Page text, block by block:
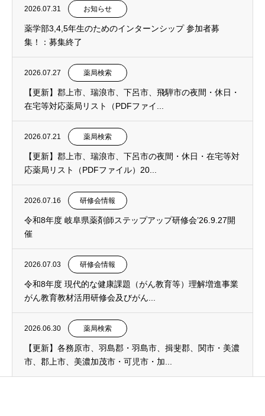
2026.07.31 お知らせ
薬学部3,4,5年生のためのインターンシップ 参加者募
集！：募集終了
2026.07.27 薬局検索
【更新】郡上市、瑞浪市、下呂市、飛騨市の夜間・休日・
在宅等対応薬局リスト（PDFファイ...
2026.07.21 薬局検索
【更新】郡上市、瑞浪市、下呂市の夜間・休日・在宅等対
応薬局リスト（PDFファイル）20...
2026.07.16 研修会情報
令和8年度 岐阜県薬剤師ステップアップ研修会’26.9.27開
催
2026.07.03 研修会情報
令和8年度 現代的な健康課題（がん教育等）理解増進事業
がん教育教材活用研修会及びがん...
2026.06.30 薬局検索
【更新】各務原市、羽島郡・羽島市、揖斐郡、関市・美濃
市、郡上市、美濃加茂市・可児市・加...